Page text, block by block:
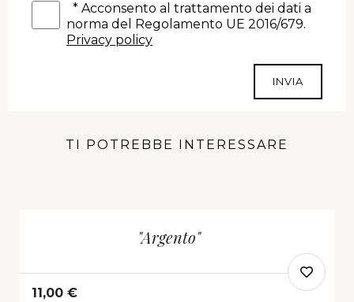
* Acconsento al trattamento dei dati a
norma del Regolamento UE 2016/679.
Privacy policy
INVIA
TI POTREBBE INTERESSARE
"Argento"
11,00 €